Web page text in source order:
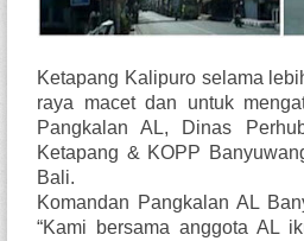
Ketapang Kalipuro selama
raya macet dan untuk
Pangkalan AL, Dinas
Ketapang & KOPP
Bali.
Komandan Pangkalan AL
“Kami bersama anggota AL